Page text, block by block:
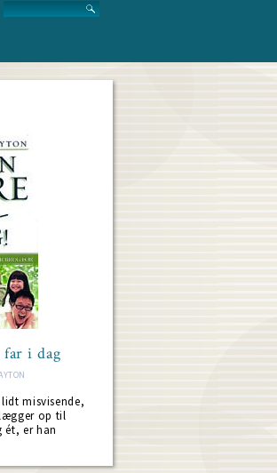
i dag
misvisende,
op til
ét, er han